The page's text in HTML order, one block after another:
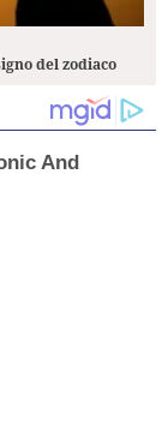
del zodiaco
And